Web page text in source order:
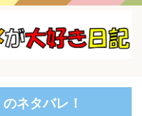
ネタバレ！